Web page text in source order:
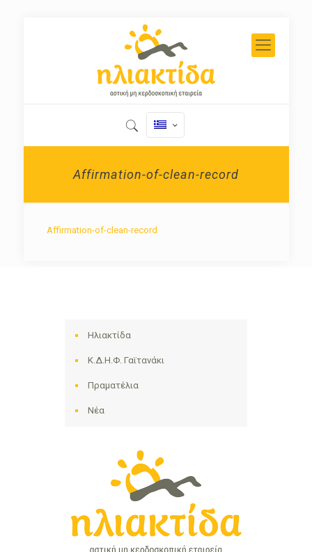
Affirmation-of-clean-record
Affirmation-of-clean-record
Ηλιακτίδα
Κ.Δ.Η.Φ. Γαϊτανάκι
Πραματέλια
Νέα